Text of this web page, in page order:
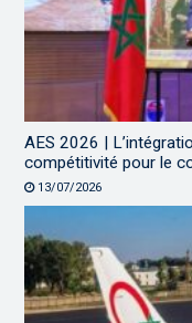
AES 2026 |
compétitivité pour le
13/07/2026